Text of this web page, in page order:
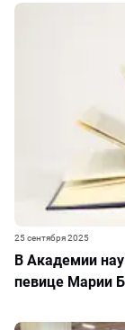
В Академии
певице Марии
25 сентября 2025